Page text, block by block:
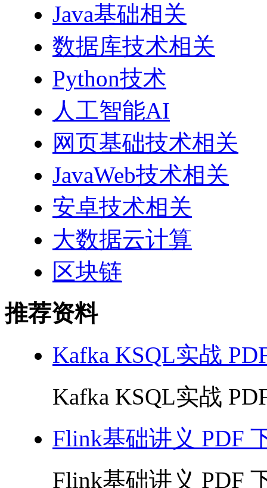
Java基础相关
数据库技术相关
Python技术
人工智能AI
网页基础技术相关
JavaWeb技术相关
安卓技术相关
大数据云计算
区块链
推荐资料
Kafka KSQL实战
Kafka KSQL实战
Flink基础讲义 PDF
Flink基础讲义 PDF